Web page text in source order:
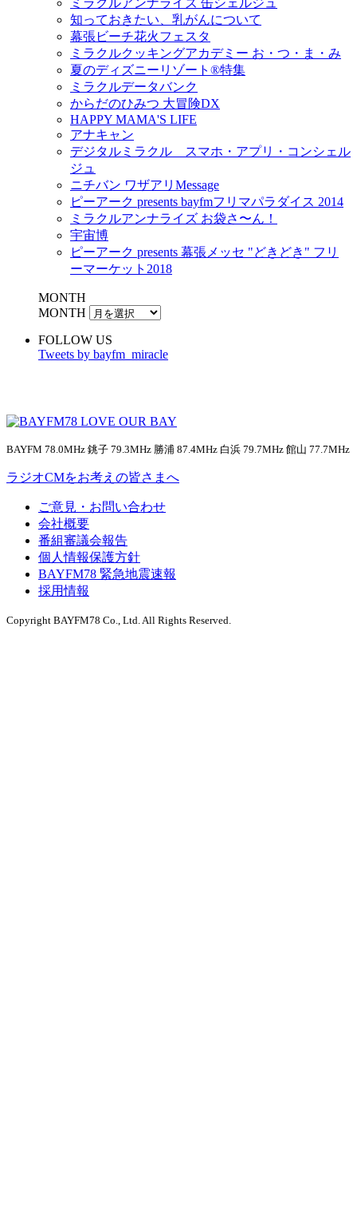
ミラクルアンナライズ 缶シェルジュ
知っておきたい、乳がんについて
幕張ビーチ花火フェスタ
ミラクルクッキングアカデミー お・つ・ま・み
夏のディズニーリゾート®特集
ミラクルデータバンク
からだのひみつ 大冒険DX
HAPPY MAMA'S LIFE
アナキャン
デジタルミラクル スマホ・アプリ・コンシェル
ジュ
ニチバン ワザアリMessage
ピーアーク presents bayfmフリマパラダイス 2014
ミラクルアンナライズ お袋さ〜ん！
宇宙博
ピーアーク presents 幕張メッセ "どきどき" フリ
ーマーケット2018
MONTH
MONTH
FOLLOW US
Tweets by bayfm_miracle
BAYFM 78.0MHz 銚子 79.3MHz 勝浦 87.4MHz 白浜 79.7MHz 館山 77.7MHz
ラジオCMをお考えの皆さまへ
ご意見・お問い合わせ
会社概要
番組審議会報告
個人情報保護方針
BAYFM78 緊急地震速報
採用情報
Copyright BAYFM78 Co., Ltd. All Rights Reserved.